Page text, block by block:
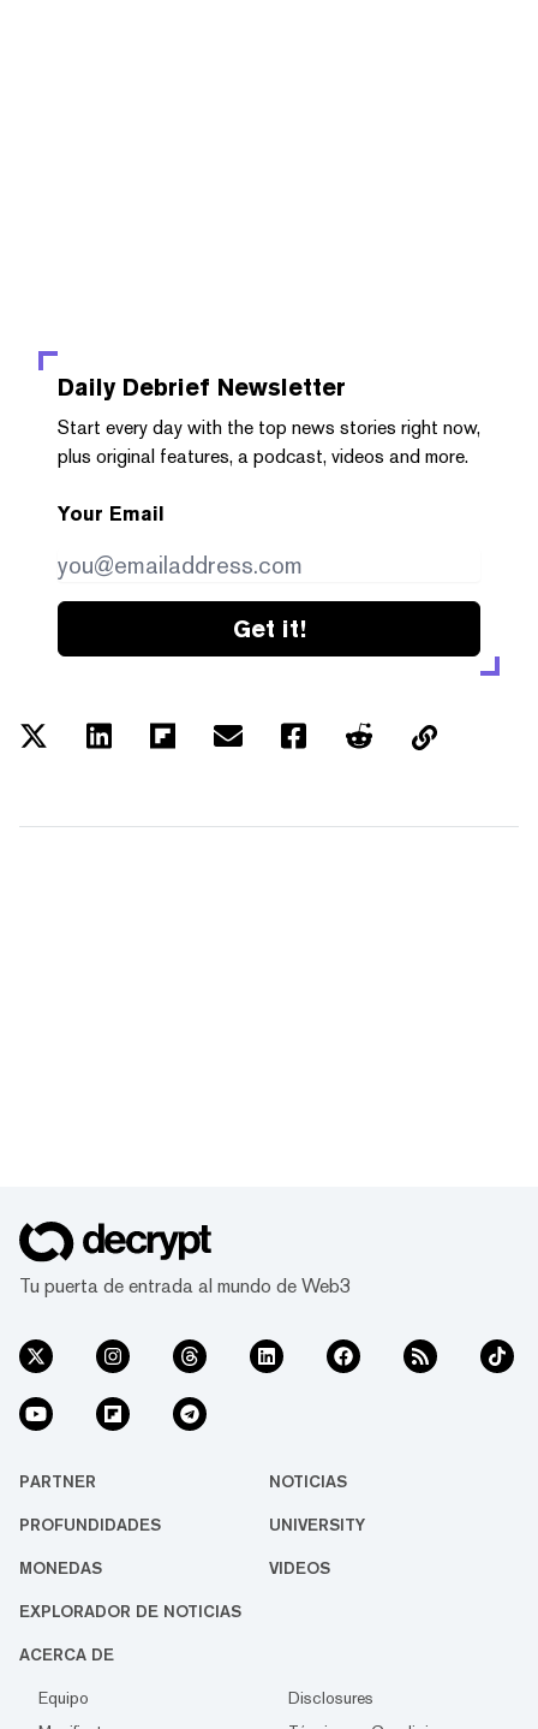
Daily Debrief Newsletter
Start every day with the top news stories right now,
plus original features, a podcast, videos and more.
Your Email
Get it!
Tu puerta de entrada al mundo de Web3
PARTNER NOTICIAS
PROFUNDIDADES UNIVERSITY
MONEDAS VIDEOS
EXPLORADOR DE NOTICIAS
ACERCA DE
Equipo
Disclosures